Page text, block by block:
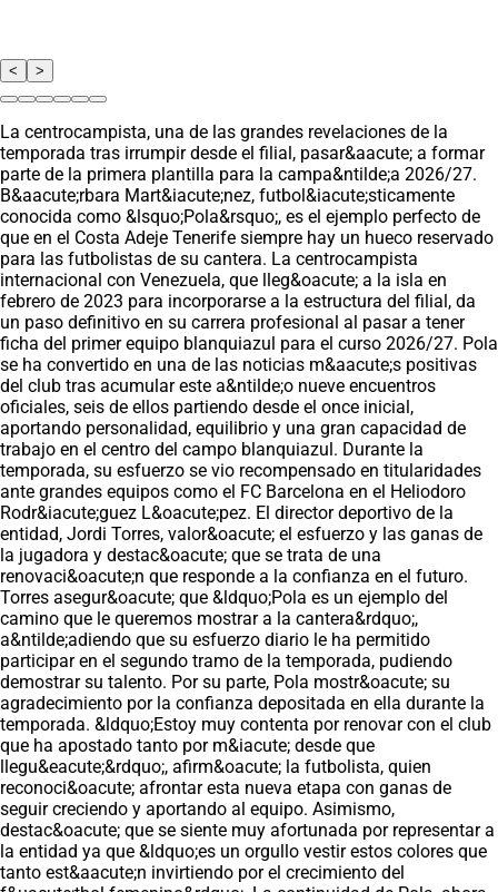
< >
La centrocampista, una de las grandes revelaciones de la
temporada tras irrumpir desde el filial, pasar&aacute; a formar
parte de la primera plantilla para la campa&ntilde;a 2026/27.
B&aacute;rbara Mart&iacute;nez, futbol&iacute;sticamente
conocida como &lsquo;Pola&rsquo;, es el ejemplo perfecto de
que en el Costa Adeje Tenerife siempre hay un hueco reservado
para las futbolistas de su cantera. La centrocampista
internacional con Venezuela, que lleg&oacute; a la isla en
febrero de 2023 para incorporarse a la estructura del filial, da
un paso definitivo en su carrera profesional al pasar a tener
ficha del primer equipo blanquiazul para el curso 2026/27. Pola
se ha convertido en una de las noticias m&aacute;s positivas
del club tras acumular este a&ntilde;o nueve encuentros
oficiales, seis de ellos partiendo desde el once inicial,
aportando personalidad, equilibrio y una gran capacidad de
trabajo en el centro del campo blanquiazul. Durante la
temporada, su esfuerzo se vio recompensado en titularidades
ante grandes equipos como el FC Barcelona en el Heliodoro
Rodr&iacute;guez L&oacute;pez. El director deportivo de la
entidad, Jordi Torres, valor&oacute; el esfuerzo y las ganas de
la jugadora y destac&oacute; que se trata de una
renovaci&oacute;n que responde a la confianza en el futuro.
Torres asegur&oacute; que &ldquo;Pola es un ejemplo del
camino que le queremos mostrar a la cantera&rdquo;,
a&ntilde;adiendo que su esfuerzo diario le ha permitido
participar en el segundo tramo de la temporada, pudiendo
demostrar su talento. Por su parte, Pola mostr&oacute; su
agradecimiento por la confianza depositada en ella durante la
temporada. &ldquo;Estoy muy contenta por renovar con el club
que ha apostado tanto por m&iacute; desde que
llegu&eacute;&rdquo;, afirm&oacute; la futbolista, quien
reconoci&oacute; afrontar esta nueva etapa con ganas de
seguir creciendo y aportando al equipo. Asimismo,
destac&oacute; que se siente muy afortunada por representar a
la entidad ya que &ldquo;es un orgullo vestir estos colores que
tanto est&aacute;n invirtiendo por el crecimiento del